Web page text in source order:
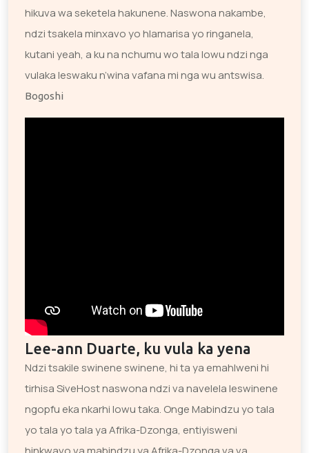
hikuva wa seketela hakunene. Naswona nakambe,
ndzi tsakela minxavo yo hlamarisa yo ringanela,
kutani yeah, a ku na nchumu wo tala lowu ndzi nga
vulaka leswaku n’wina vafana mi nga wu antswisa.
Bogoshi
Lee-ann Duarte, ku vula ka yena
Ndzi tsakile swinene swinene, hi ta ya emahlweni hi
tirhisa SiveHost naswona ndzi va navelela leswinene
ngopfu eka nkarhi lowu taka. Onge Mabindzu yo tala
yo tala yo tala ya Afrika-Dzonga, entiyisweni